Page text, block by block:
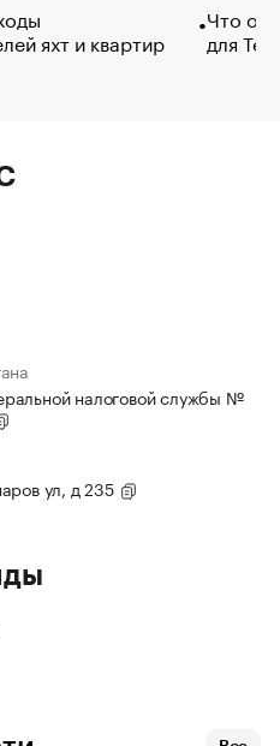
яхт и квартир
Что
для
налоговой службы №
ул, д 235